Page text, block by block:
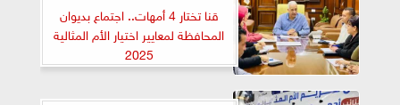
قنا تختار 4 أمهات.. اجتماع بديوان
المحافظة لمعايير اختيار الأم المثالية
2025